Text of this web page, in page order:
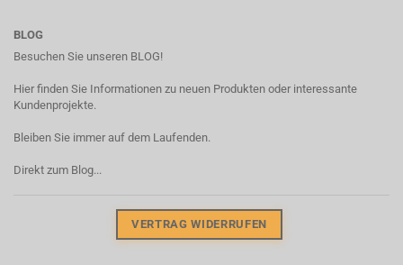
BLOG
Besuchen Sie unseren BLOG!
Hier finden Sie Informationen zu neuen Produkten oder interessante
Kundenprojekte.
Bleiben Sie immer auf dem Laufenden.
Direkt zum Blog...
VERTRAG WIDERRUFEN